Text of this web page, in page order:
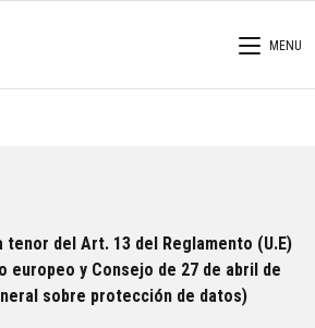
MENU
tenor del Art. 13 del Reglamento (U.E)
europeo y Consejo de 27 de abril de
sobre protección de datos)